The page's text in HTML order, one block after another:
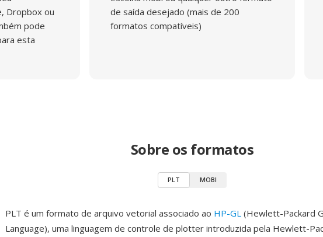
Dropbox ou
pode
esta
de saída desejado (mais de 200
formatos compatíveis)
Sobre os formatos
PLT MOBI
PLT é um formato de arquivo vetorial associado ao HP-GL (Hewlett-Packard
Language), uma linguagem de controle de plotter introduzida pela Hewlett-